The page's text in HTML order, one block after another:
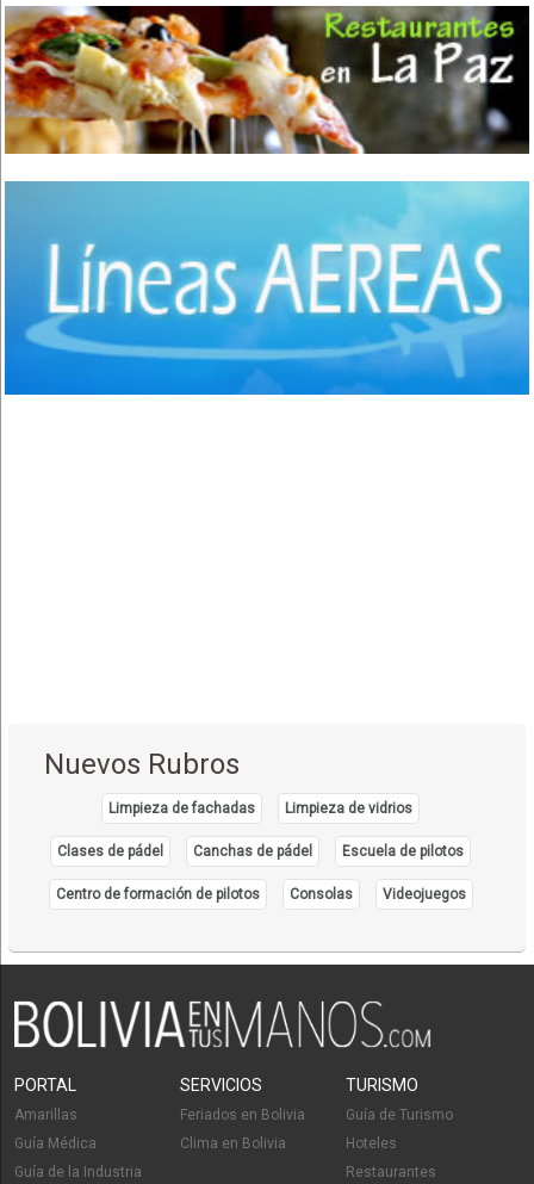
Nuevos Rubros
Limpieza de fachadas Limpieza de vidrios
Clases de pádel Canchas de pádel Escuela de pilotos
Centro de formación de pilotos Consolas Videojuegos
PORTAL
Amarillas
Guía Médica
Guía de la Industria
SERVICIOS
Feriados en Bolivia
Clima en Bolivia
TURISMO
Guía de Turismo
Hoteles
Restaurantes